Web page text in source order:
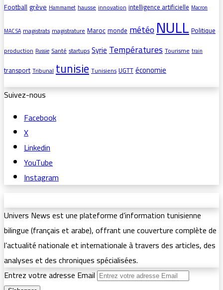
Footballgrève Hammamet hausseinnovationintelligence artificielle Macron
MAC SA magistratsmagistratureMarocmondemétéoNULLPolitique
production Russie SantéstartupsSyrieTempératuresTourisme train
transportTribunaltunisieTunisiensUGTTéconomie
Suivez-nous
Facebook
X
Linkedin
YouTube
Instagram
Univers News est une plateforme d’information tunisienne
bilingue (français et arabe), offrant une couverture complète de
l’actualité nationale et internationale à travers des articles, des
analyses et des chroniques spécialisées.
Entrez votre adresse Email